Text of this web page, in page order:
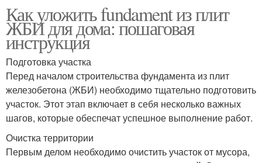
Как уложить fundament из плит
ЖБИ для дома: пошаговая
инструкция
Подготовка участка
Перед началом строительства фундамента из плит
железобетона (ЖБИ) необходимо тщательно подготовить
участок. Этот этап включает в себя несколько важных
шагов, которые обеспечат успешное выполнение работ.
Очистка территории
Первым делом необходимо очистить участок от мусора,